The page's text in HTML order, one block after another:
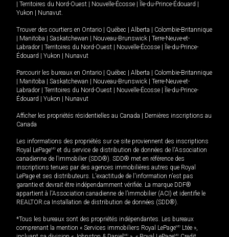
Territoires du Nord-Ouest Nouvelle-Écosse Île-du-Prince-Édouard
Yukon
Nunavut.
Trouver des courtiers en Ontario Québec Alberta
Colombie-Britannique
Manitoba Saskatchewan Nouveau-Brunswick
Terre-Neuve-et-
Labrador
Territoires du Nord-Ouest Nouvelle-Écosse
Île-du-Prince-
Édouard
Yukon Nunavut
Parcourir les bureaux en Ontario Québec Alberta
Colombie-Britannique
Manitoba Saskatchewan Nouveau-Brunswick
Terre-Neuve-et-
Labrador
Territoires du Nord-Ouest Nouvelle-Écosse
Île-du-Prince-
Édouard
Yukon Nunavut
Afficher les propriétés résidentielles au Canada
Dernières inscriptions au
Canada
Les informations des propriétés sur ce site proviennent des inscriptions
Royal LePageMD et du service de distribution de données de l'Association
canadienne de l’immobilier (SDD®). SDD® met en référence des
inscriptions tenues par des agences immobilières autres que Royal
LePage et ses distributeurs. L'exactitude de l'information n'est pas
garantie et devrait être indépendamment vérifiée. La marque DDF®
appartient à l'Association canadienne de l’immobilier (ACI) et identifie le
REALTOR.ca Installation de distribution de données (SDD®).
*Tous les bureaux sont des propriétés indépendantes. Les bureaux
comprenant la mention « Services immobiliers Royal LePageMD Ltée »,
MD MD